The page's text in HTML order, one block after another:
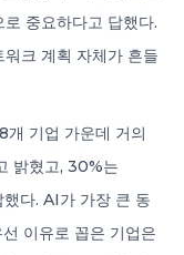
중요하다고 답했다.
크 계획 자체가 흔들
개 기업 가운데 거의
밝혔고, 30%는
다. AI가 가장 큰 동
이유로 꼽은 기업은